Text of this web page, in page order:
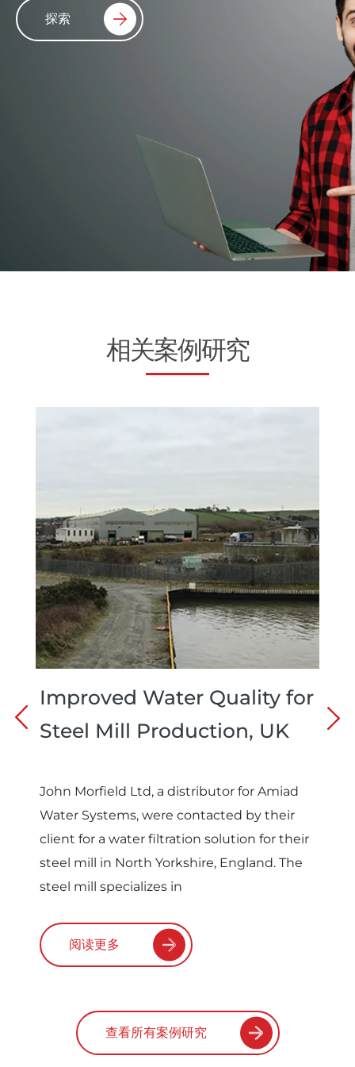
探索
相关案例研究
Improved Water Quality for
Steel Mill Production, UK
John Morfield Ltd, a distributor for Amiad
Water Systems, were contacted by their
client for a water filtration solution for their
steel mill in North Yorkshire, England. The
steel mill specializes in
阅读更多
查看所有案例研究